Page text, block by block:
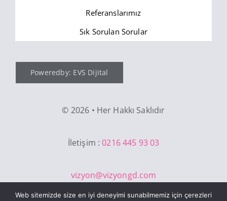
Referanslarımız
Sık Sorulan Sorular
Poweredby: EVS Dijital
© 2026 • Her Hakkı Saklıdır
İletişim :0216 445 93 03
vizyon@vizyongd.com
Web sitemizde size en iyi deneyimi sunabilmemiz için çerezleri